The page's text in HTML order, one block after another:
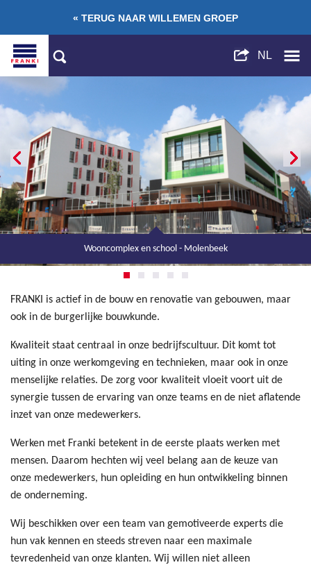
« TERUG NAAR WILLEMEN GROEP
Wooncomplex en school - Molenbeek
Veridis - Oudergem
R9 - Charleroi
Kantoren L'Alliance - Eigenbrakel
RVT Les Loriers - Hannuit
FRANKI is actief in de bouw en renovatie van gebouwen, maar
ook in de burgerlijke bouwkunde.
Kwaliteit staat centraal in onze bedrijfscultuur. Dit komt tot
uiting in onze werkomgeving en technieken, maar ook in onze
menselijke relaties. De zorg voor kwaliteit vloeit voort uit de
synergie tussen de ervaring van onze teams en de niet aflatende
inzet van onze medewerkers.
Werken met Franki betekent in de eerste plaats werken met
mensen. Daarom hechten wij veel belang aan de keuze van
onze medewerkers, hun opleiding en hun ontwikkeling binnen
de onderneming.
Wij beschikken over een team van gemotiveerde experts die
hun vak kennen en steeds streven naar een maximale
tevredenheid van onze klanten. Wij willen niet alleen